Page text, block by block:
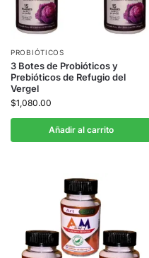
PROBIÓTICOS
3 Botes de Probióticos y
Prebióticos de Refugio del
Vergel
$1,080.00
Añadir al carrito